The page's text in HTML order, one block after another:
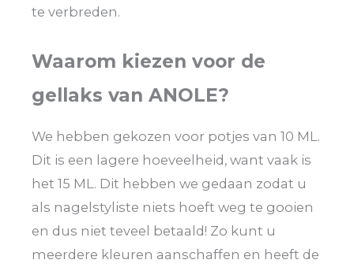
te verbreden.
Waarom kiezen voor de
gellaks van ANOLE?
We hebben gekozen voor potjes van 10 ML.
Dit is een lagere hoeveelheid, want vaak is
het 15 ML. Dit hebben we gedaan zodat u
als nagelstyliste niets hoeft weg te gooien
en dus niet teveel betaald! Zo kunt u
meerdere kleuren aanschaffen en heeft de